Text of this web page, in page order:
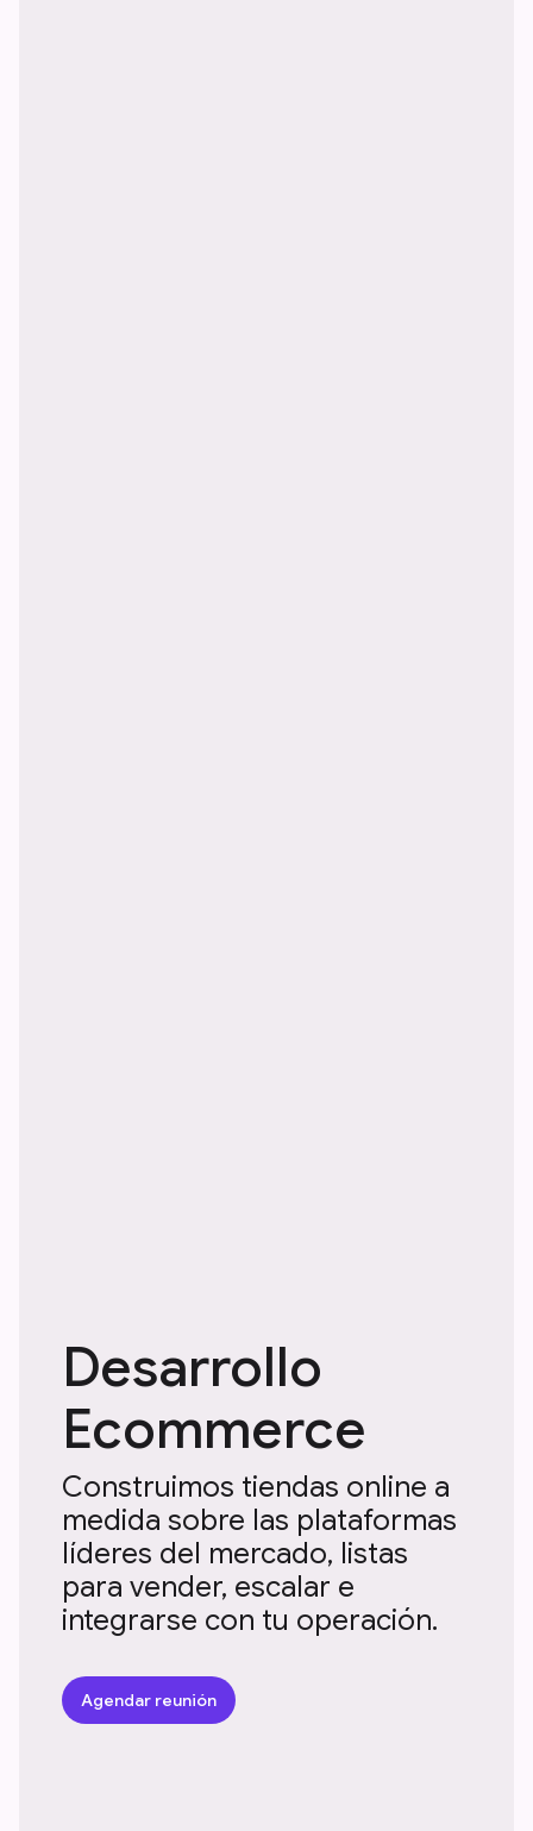
Desarrollo
Ecommerce
Construimos tiendas online a
medida sobre las plataformas
líderes del mercado, listas
para vender, escalar e
integrarse con tu operación.
Agendar reunión